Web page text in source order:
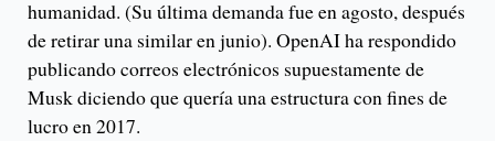
humanidad. (Su última demanda fue en agosto, después
de retirar una similar en junio). OpenAI ha respondido
publicando correos electrónicos supuestamente de
Musk diciendo que quería una estructura con fines de
lucro en 2017.